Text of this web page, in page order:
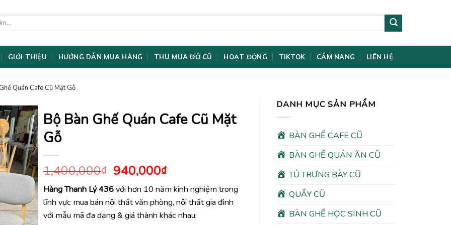
GIỚI THIỆU HƯỚNG DẪN MUA HÀNG THU MUA ĐỒ CŨ HOẠT ĐỘNG TIKTOK CẨM NANG LIÊN HỆ
Quán Cafe Cũ Mặt Gỗ
DANH MỤC SẢN PHẨM
BÀN GHẾ CAFE CŨ
BÀN GHẾ QUÁN ĂN CŨ
TỦ TRƯNG BÀY CŨ
QUẦY CŨ
BÀN GHẾ HỌC SINH CŨ
Bộ Bàn Ghế Quán Cafe Cũ Mặt
Gỗ
1,400,000₫ Giá
gốc
là:
1,400,000₫.
940,000₫Giá
hiện
tại
là:
940,000₫.
Hàng Thanh Lý 436với hơn 10 năm kinh nghiệm trong
lĩnh vực mua bán nội thất văn phòng, nội thất gia đình
với mẫu mã đa dạng & giá thành khác nhau: